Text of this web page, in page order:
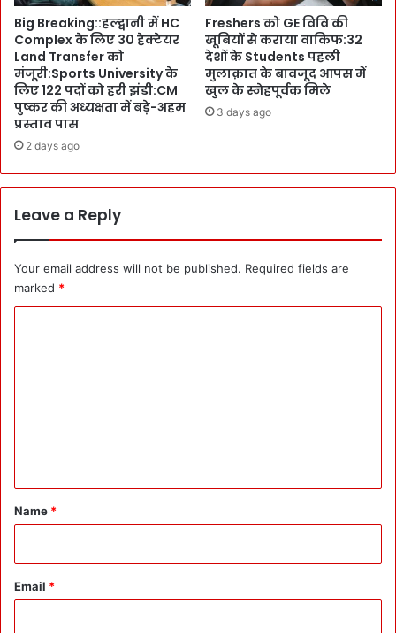
:
R
S
S
C
h
i
e
मो
न
व
त
के
फ
मि
ली
Big Breaking::हल्द्वानी में HC
Complex के लिए 30 हेक्टेयर
Land Transfer को
मंजूरी:Sports University के
लिए 122 पदों को हरी झंडी:CM
पुष्कर की अध्यक्षता में बड़े-अहम
प्रस्ताव पास
2 days ago
Freshers को GE विवि की
खूबियों से कराया वाकिफ:32
देशों के Students पहली
मुलाक़ात के बावजूद आपस में
खुल के स्नेहपूर्वक मिले
3 days ago
Leave a Reply
Your email address will not be published. Required fields are
marked *
*
Name *
Email *